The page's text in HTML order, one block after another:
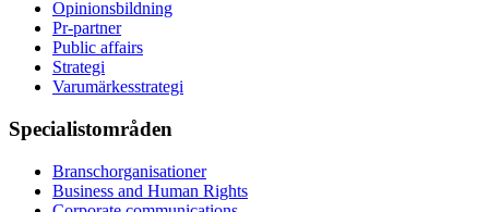
Opinionsbildning
Pr-partner
Public affairs
Strategi
Varumärkesstrategi
Specialistområden
Branschorganisationer
Business and Human Rights